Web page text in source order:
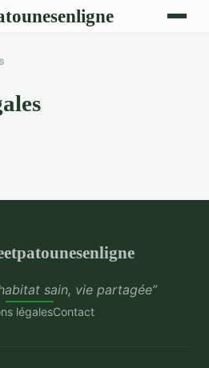
sain, vie partagée”
légalesContact